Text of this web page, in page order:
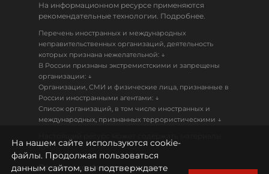
На информационном ресурсе применяются
рекомендательные технологии. Подробнее.
Перечень иностранных и международных
неправительственных организаций, деятельность
которых признана нежелательной: ↓
В России признаны экстремистскими и запрещены
организации: ↓
Организации, СМИ и физические лица, признанные в
России иностранными агентами: ↓
Список организаций, в том числе иностранных и
международных, признанных террористическими ↓
18+
Политика конфиденциальности
На нашем сайте используются cookie-
файлы. Продолжая пользоваться
данным сайтом, вы подтверждаете